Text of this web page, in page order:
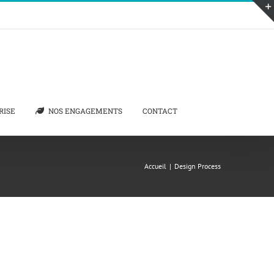
NOS ENGAGEMENTS CONTACT
Accueil | Design Process